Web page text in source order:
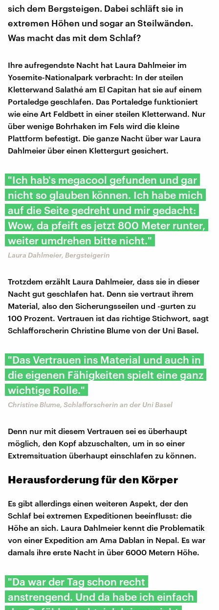
sich dem Bergsteigen. Dabei schläft sie in
extremen Höhen und sogar an Steilwänden.
Was macht das mit dem Schlaf?
Ihre aufregendste Nacht hat Laura Dahlmeier im
Yosemite-Nationalpark verbracht: In der steilen
Kletterwand Salathé am El Capitan hat sie auf einem
Portaledge geschlafen. Das Portaledge funktioniert
wie eine Art Feldbett in einer steilen Kletterwand. Nur
über wenige Bohrhaken im Fels wird die kleine
Plattform befestigt. Die ganze Nacht über war Laura
Dahlmeier über einen Klettergurt gesichert.
"Ich hab's megacool gefunden und gar
nicht so glauben können. Ich habe mich
auf die Seite gedreht und mir gedacht:
Wow, da pfeift es jetzt 800 Meter runter,
weiter umdrehen bitte nicht."
Laura Dahlmeier, Bergsteigerin
Trotzdem erzählt Laura Dahlmeier, dass sie in dieser
Nacht gut geschlafen hat. Denn sie vertraut ihrem
Material, also den Sicherungsseilen und -gurten zu
100 Prozent. Vertrauen ist das richtige Stichwort, sagt
Schlafforscherin Christine Blume von der Uni Basel.
"Das Vertrauen ins Material und auch in
die eigenen Fähigkeiten spielt eine ganz
wichtige Rolle."
Christine Blume, Schlafforscherin an der Uni Basel
Denn nur mit diesem Vertrauen sei es überhaupt
möglich, den Kopf abzuschalten, um in so einer
Extremsituation überhaupt einschlafen zu können.
Herausforderung für den Körper
Es gibt allerdings einen weiteren Aspekt, der den
Schlaf bei extremen Expeditionen beeinflusst: die
Höhe an sich. Laura Dahlmeier kennt die Problematik
von einer Expedition am Ama Dablan in Nepal. Es war
damals ihre erste Nacht in über 6000 Metern Höhe.
"Da war der Tag schon recht
anstrengend. Und da habe ich einfach